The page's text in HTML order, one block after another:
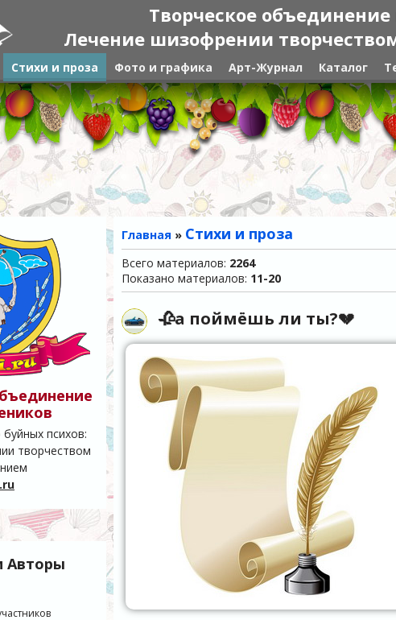
Творческое
Лечение шизофрении
Стихи и проза Фото и графика Арт-Журнал Каталог
психов:
творчеством
Главная » Стихи и проза
Всего материалов: 2264
Показано материалов: 11-20
🥀а поймёшь ли ты?💔
Авторы